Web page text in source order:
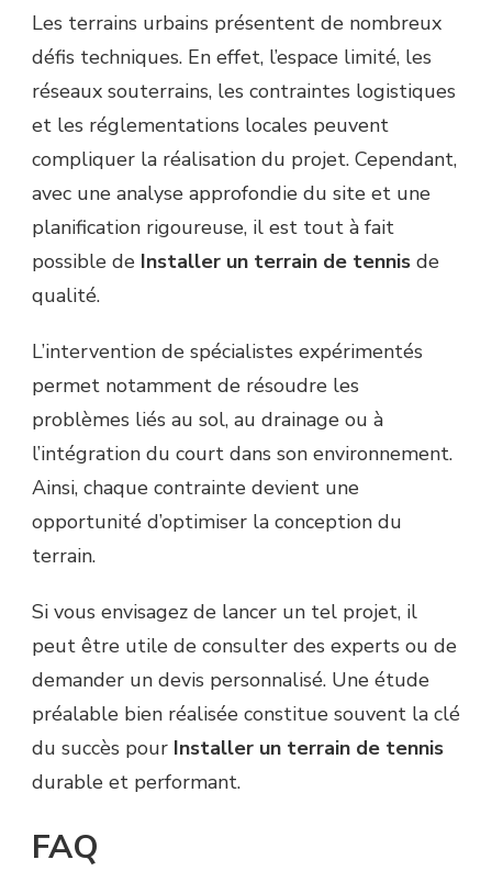
Les terrains urbains présentent de nombreux
défis techniques. En effet, l’espace limité, les
réseaux souterrains, les contraintes logistiques
et les réglementations locales peuvent
compliquer la réalisation du projet. Cependant,
avec une analyse approfondie du site et une
planification rigoureuse, il est tout à fait
possible de Installer un terrain de tennis de
qualité.
L’intervention de spécialistes expérimentés
permet notamment de résoudre les
problèmes liés au sol, au drainage ou à
l’intégration du court dans son environnement.
Ainsi, chaque contrainte devient une
opportunité d’optimiser la conception du
terrain.
Si vous envisagez de lancer un tel projet, il
peut être utile de consulter des experts ou de
demander un devis personnalisé. Une étude
préalable bien réalisée constitue souvent la clé
du succès pour Installer un terrain de tennis
durable et performant.
FAQ